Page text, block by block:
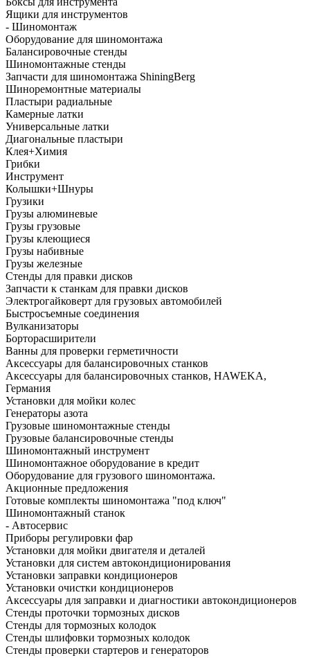
Ящики для инструментов
- Шиномонтаж
Оборудование для шиномонтажа
Балансировочные стенды
Шиномонтажные стенды
Запчасти для шиномонтажа ShiningBerg
Шиноремонтные материалы
Пластыри радиальные
Камерные латки
Универсальные латки
Диагональные пластыри
Клея+Химия
Грибки
Инструмент
Колышки+Шнуры
Грузики
Грузы алюминевые
Грузы грузовые
Грузы клеющиеся
Грузы набивные
Грузы железные
Стенды для правки дисков
Запчасти к станкам для правки дисков
Электрогайковерт для грузовых автомобилей
Быстросъемные соединения
Вулканизаторы
Борторасширители
Ванны для проверки герметичности
Аксессуары для балансировочных станков
Аксессуары для балансировочных станков, HAWEKA,
Германия
Установки для мойки колес
Генераторы азота
Грузовые шиномонтажные стенды
Грузовые балансировочные стенды
Шиномонтажный инструмент
Шиномонтажное оборудование в кредит
Оборудование для грузового шиномонтажа.
Акционные предложения
Готовые комплекты шиномонтажа "под ключ"
Шиномонтажный станок
- Автосервис
Приборы регулировки фар
Установки для мойки двигателя и деталей
Установки для систем автокондиционирования
Установки заправки кондиционеров
Установки очистки кондиционеров
Аксессуары для заправки и диагностики автокондиционеров
Стенды проточки тормозных дисков
Стенды для тормозных колодок
Стенды шлифовки тормозных колодок
Стенды проверки стартеров и генераторов